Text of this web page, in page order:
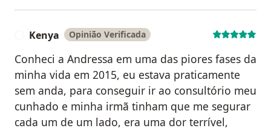
Kenya Opinião Verificada
Conheci a Andressa em uma das piores fases da
minha vida em 2015, eu estava praticamente
sem anda, para conseguir ir ao consultório meu
cunhado e minha irmã tinham que me segurar
cada um de um lado, era uma dor terrível,